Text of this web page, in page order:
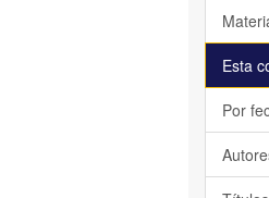
Esta
Por